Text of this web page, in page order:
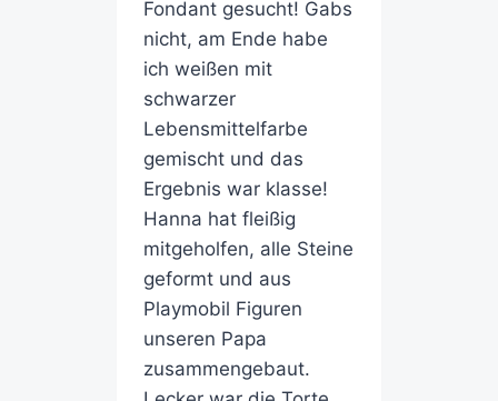
Fondant gesucht! Gabs
nicht, am Ende habe
ich weißen mit
schwarzer
Lebensmittelfarbe
gemischt und das
Ergebnis war klasse!
Hanna hat fleißig
mitgeholfen, alle Steine
geformt und aus
Playmobil Figuren
unseren Papa
zusammengebaut.